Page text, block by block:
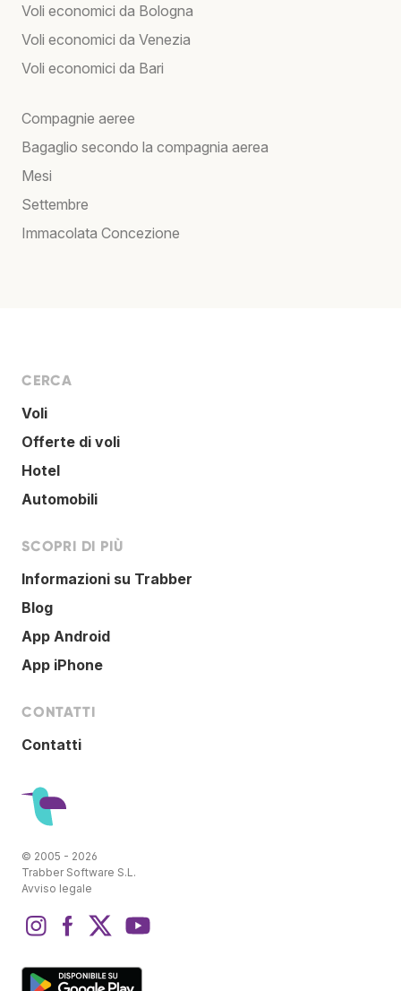
Voli economici da Bologna
Voli economici da Venezia
Voli economici da Bari
Compagnie aeree
Bagaglio secondo la compagnia aerea
Mesi
Settembre
Immacolata Concezione
CERCA
Voli
Offerte di voli
Hotel
Automobili
SCOPRI DI PIÙ
Informazioni su Trabber
Blog
App Android
App iPhone
CONTATTI
Contatti
© 2005 - 2026
Trabber Software S.L.
Avviso legale